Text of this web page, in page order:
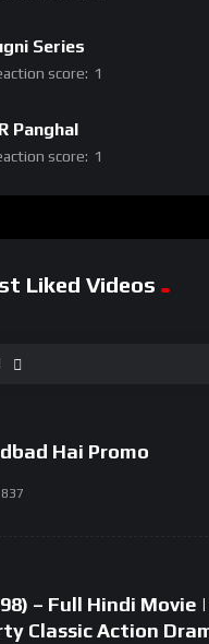
Series
score: 1
Panghal
score: 1
Liked Videos
Hai Promo
837
– Full Hindi Movie
Classic Action